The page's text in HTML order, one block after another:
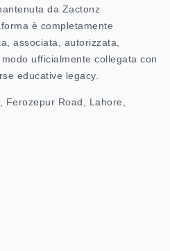
da Zactonz
è completamente
associata, autorizzata,
ufficialmente collegata con
educative legacy.
Ferozepur Road, Lahore,